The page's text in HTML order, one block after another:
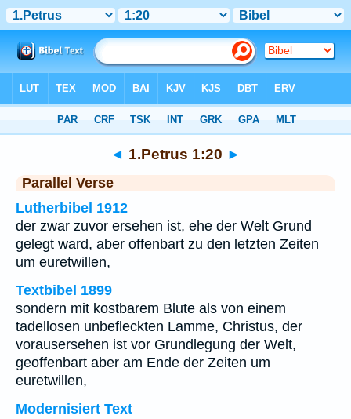
◄ 1.Petrus 1:20 ►
Parallel Verse
Lutherbibel 1912
der zwar zuvor ersehen ist, ehe der Welt Grund
gelegt ward, aber offenbart zu den letzten Zeiten
um euretwillen,
Textbibel 1899
sondern mit kostbarem Blute als von einem
tadellosen unbefleckten Lamme, Christus, der
vorausersehen ist vor Grundlegung der Welt,
geoffenbart aber am Ende der Zeiten um
euretwillen,
Modernisiert Text